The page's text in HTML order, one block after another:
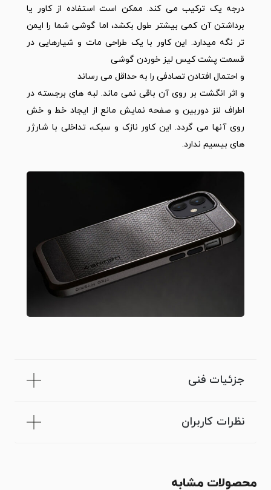
درجه یک ترکیب می کند. ممکن است استفاده از کاور یا
برداشتن آن کمی بیشتر طول بکشد، اما گوشی شما را ایمن
تر نگه میدارد. این کاور با یک طراحی مات و شیارهایی در
قسمت پشت کیس لیز خوردن گوشی
و احتمال افتادن تصادفی را به حداقل می رساند
و اثر انگشت بر روی آن باقی نمی ماند. لبه های برجسته در
اطراف لنز دوربین و صفحه نمایش مانع از ایجاد خط و خش
روی آنها می گردد. این کاور نازک و سبک، تداخلی با شارژر
های بیسیم ندارد.
جزئیات فنی
نظرات کاربران
محصولات مشابه